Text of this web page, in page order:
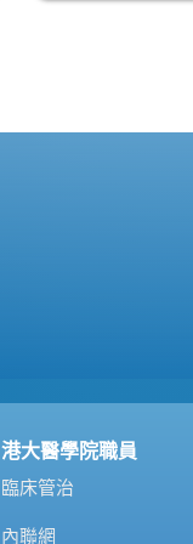
港大醫學院職員
臨床管治
內聯網